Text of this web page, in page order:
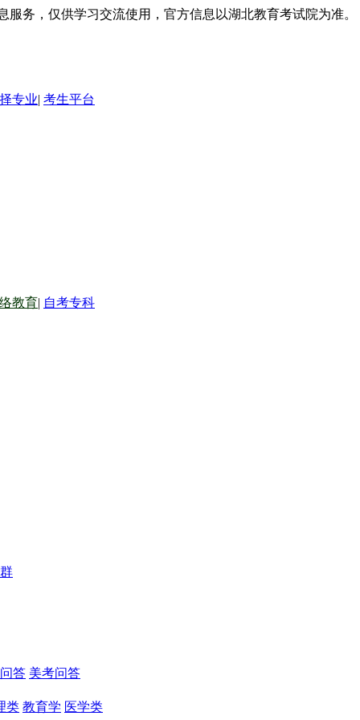
务，仅供学习交流使用，官方信息以湖北教育考试院为准。
专业| 考生平台
教育| 自考专科
答 美考问答
类 教育学 医学类